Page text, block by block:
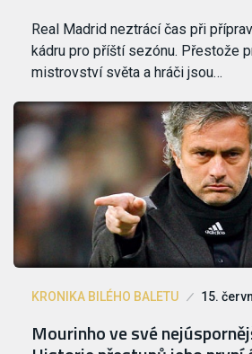
Real Madrid neztrácí čas při
kádru pro příští sezónu. Přestože
mistrovství světa a hráči jsou…
KRONIKA BILÉHO BALETU 15.
Mourinho ve své